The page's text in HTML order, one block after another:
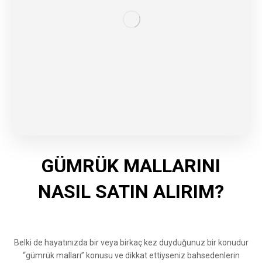
GÜMRÜK MALLARINI
NASIL SATIN ALIRIM?
Belki de hayatınızda bir veya birkaç kez duyduğunuz bir konudur
“gümrük malları” konusu ve dikkat ettiyseniz bahsedenlerin